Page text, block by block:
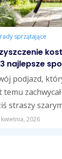
sprzątające
najlepsze
podjazd,
temu
straszy
2026